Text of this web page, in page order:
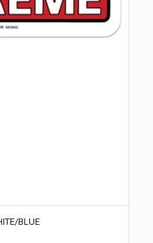
BLUE